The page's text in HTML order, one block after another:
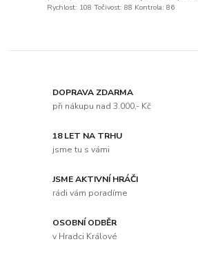
Rychlost: 108 Točivost: 88 Kontrola: 86
DOPRAVA ZDARMA
při nákupu nad 3.000,- Kč
18 LET NA TRHU
jsme tu s vámi
JSME AKTIVNÍ HRÁČI
rádi vám poradíme
OSOBNÍ ODBĚR
v Hradci Králové